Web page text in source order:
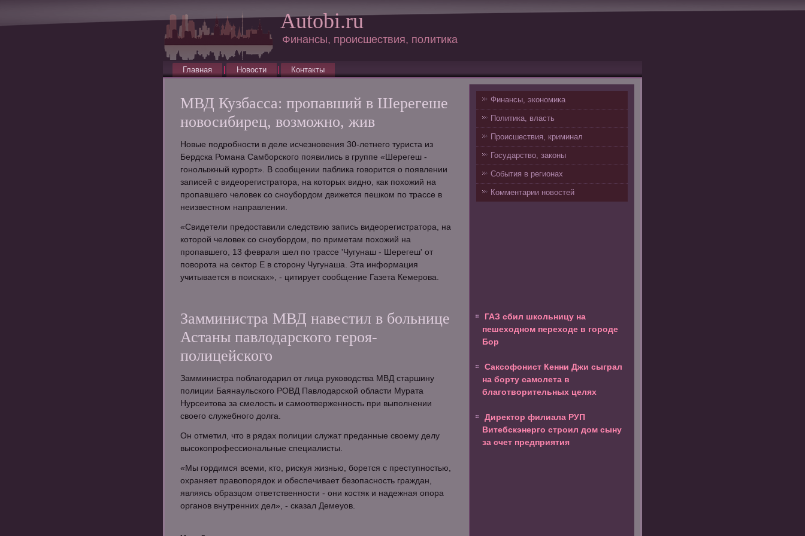
Autobi.ru
Финансы, происшествия, политика
Главная Новости Контакты
МВД Кузбасса: пропавший в Шерегеше
новосибирец, возможно, жив
Новые подробности в деле исчезновения 30-летнего туриста из
Бердска Романа Самборского появились в группе «Шерегеш -
гонолыжный курорт». В сообщении паблика говорится о появлении
записей с видеорегистратора, на которых видно, как похожий на
пропавшего человек со сноубордом движется пешком по трассе в
неизвестном направлении.
«Свидетели предоставили следствию запись видеорегистратора, на
которой человек со сноубордом, по приметам похожий на
пропавшего, 13 февраля шел по трассе 'Чугунаш - Шерегеш' от
поворота на сектор Е в сторону Чугунаша. Эта информация
учитывается в поисках», - цитирует сообщение Газета Кемерова.
Замминистра МВД навестил в больнице
Астаны павлодарского героя-
полицейского
Замминистра поблагодарил от лица руководства МВД старшину
полиции Баянаульского РОВД Павлодарской области Мурата
Нурсеитова за смелость и самоотверженность при выполнении
своего служебного долга.
Он отметил, что в рядах полиции служат преданные своему делу
высокопрофессиональные специалисты.
«Мы гордимся всеми, кто, рискуя жизнью, борется с преступностью,
охраняет правопорядок и обеспечивает безопасность граждан,
являясь образцом ответственности - они костяк и надежная опора
органов внутренних дел», - сказал Демеуов.
Финансы, экономика
Политика, власть
Происшествия, криминал
Государство, законы
События в регионах
Комментарии новостей
ГАЗ сбил школьницу на
пешеходном переходе в городе
Бор
Саксофонист Кенни Джи сыграл
на борту самолета в
благотворительных целях
Директор филиала РУП
Витебскэнерго строил дом сыну
за счет предприятия